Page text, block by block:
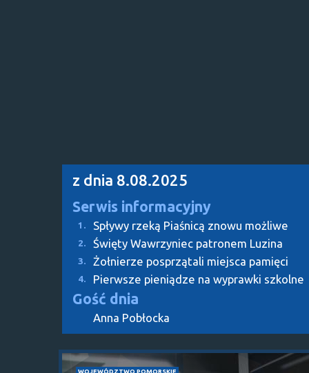
z dnia 8.08.2025
Serwis informacyjny
1. Spływy rzeką Piaśnicą znowu możliwe
2. Święty Wawrzyniec patronem Luzina
3. Żołnierze posprzątali miejsca pamięci
4. Pierwsze pieniądze na wyprawki szkolne
Gość dnia
Anna Pobłocka
WOJEWÓDZTWO POMORSKIE